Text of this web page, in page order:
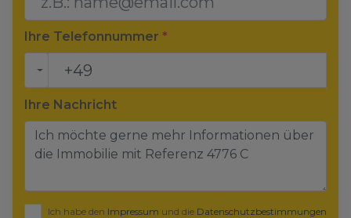
Ihre Telefonnummer *
Ihre Nachricht
Ich habe den Impressum und die Datenschutzbestimmungen